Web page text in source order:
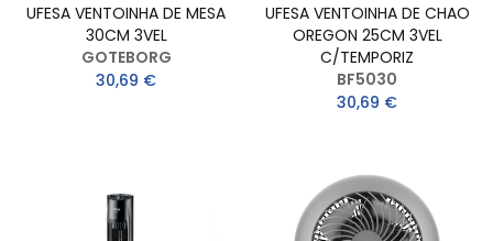
UFESA VENTOINHA DE MESA
30CM 3VEL
GOTEBORG
30,69 €
UFESA VENTOINHA DE CHAO
OREGON 25CM 3VEL
C/TEMPORIZ
BF5030
30,69 €